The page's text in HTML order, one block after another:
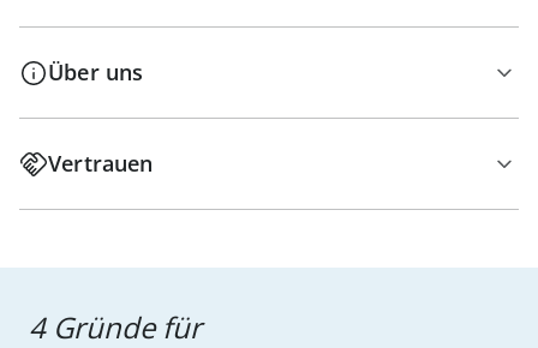
Über uns
Vertrauen
4 Gründe für